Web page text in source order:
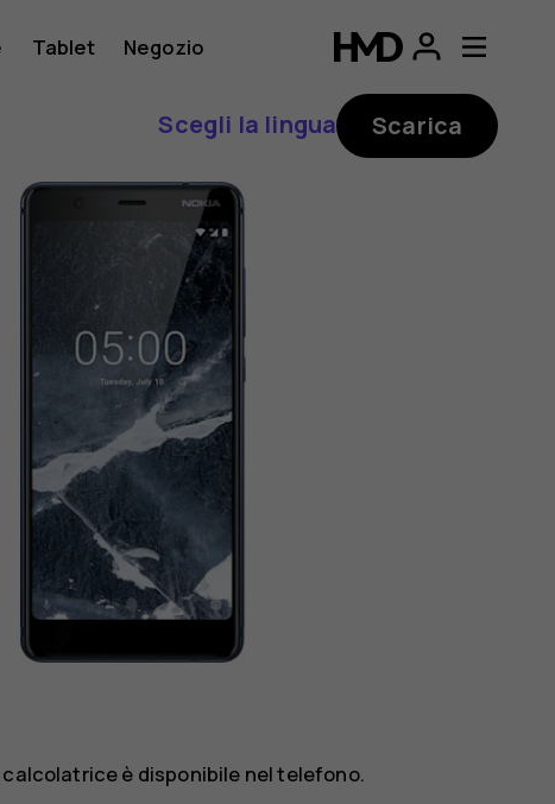
Tablet Negozio
Scegli la lingua Scarica
è disponibile nel telefono.